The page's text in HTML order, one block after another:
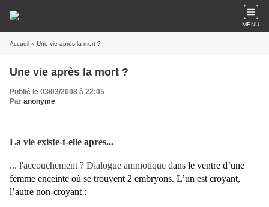
MENU
Accueil » Une vie après la mort ?
Une vie après la mort ?
Publié le 03/03/2008 à 22:05
Par anonyme
La vie existe-t-elle après...
... l'accouchement ? Dialogue amniotique dans le ventre d’une
femme enceinte où se trouvent 2 embryons. L’un est croyant,
l’autre non-croyant :